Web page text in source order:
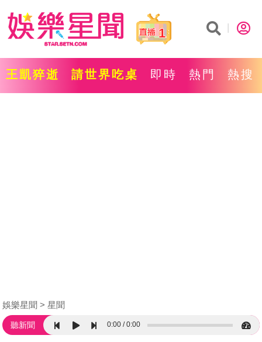
1
王凱猝逝 請世界吃桌 即時 熱門 熱搜
娛樂星聞 星聞
聽新聞 0:00 0:00